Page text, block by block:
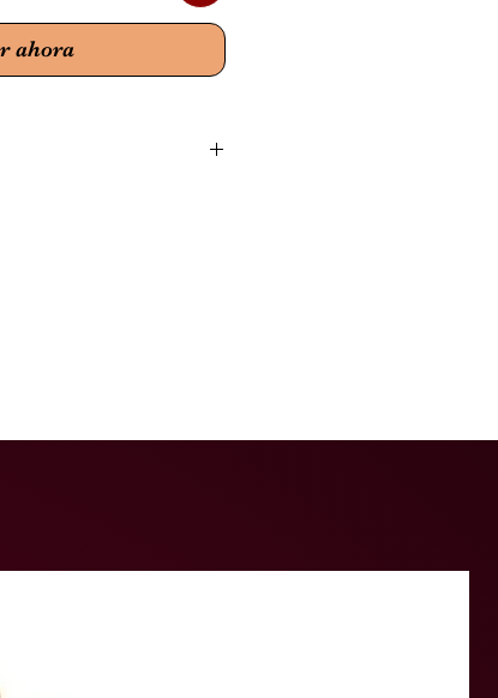
ahora
Tienen
reduce e estrés.
mejorar la salud de la piel,